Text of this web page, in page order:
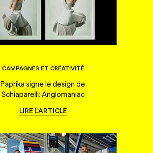
CAMPAGNES ET CRÉATIVITÉ
Paprika signe le design de
Schiaparelli: Anglomaniac
LIRE L'ARTICLE